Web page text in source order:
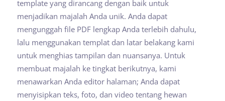
template yang dirancang dengan baik untuk
menjadikan majalah Anda unik. Anda dapat
mengunggah file PDF lengkap Anda terlebih dahulu,
lalu menggunakan templat dan latar belakang kami
untuk menghias tampilan dan nuansanya. Untuk
membuat majalah ke tingkat berikutnya, kami
menawarkan Anda editor halaman; Anda dapat
menyisipkan teks, foto, dan video tentang hewan